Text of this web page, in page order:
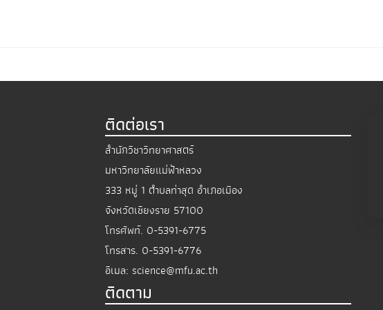
ติดต่อเรา
สำนักวิชาวิทยาศาสตร์
มหาวิทยาลัยแม่ฟ้าหลวง
333 หมู่ 1 ตำบลท่าสุด อำเภอเมือง
จังหวัดเชียงราย 57100
โทรศัพท์. 0-5391-6775
โทรสาร. 0-5391-6776
อีเมล: science@mfu.ac.th
ติดตาม